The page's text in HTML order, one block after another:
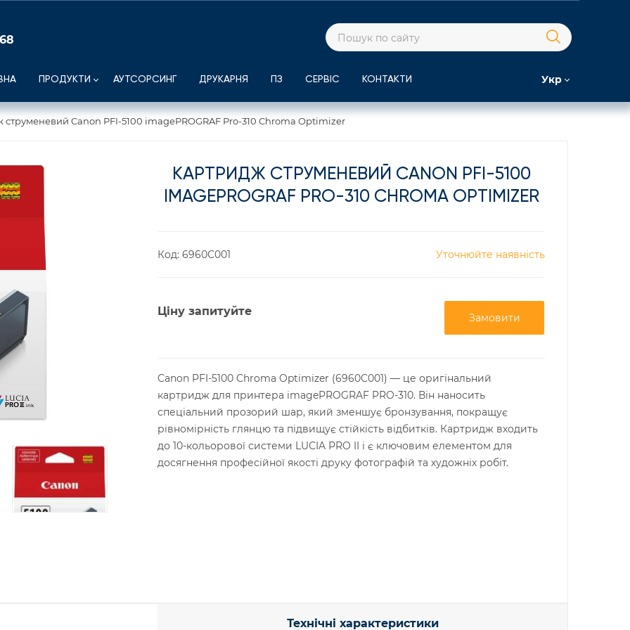
ПРОДУКТИ АУТСОРСИНГ ДРУКАРНЯ ПЗ СЕРВІС КОНТАКТИ Укр
струменевий Canon PFI-5100 imagePROGRAF Pro-310 Chroma Optimizer
КАРТРИДЖ СТРУМЕНЕВИЙ CANON PFI-5100
IMAGEPROGRAF PRO-310 CHROMA OPTIMIZER
Код: 6960C001 Уточнюйте наявність
Ціну запитуйте Замовити
Canon PFI-5100 Chroma Optimizer (6960C001) — це оригінальний
картридж для принтера imagePROGRAF PRO-310. Він наносить
спеціальний прозорий шар, який зменшує бронзування, покращує
рівномірність глянцю та підвищує стійкість відбитків. Картридж входить
до 10-кольорової системи LUCIA PRO II і є ключовим елементом для
досягнення професійної якості друку фотографій та художніх робіт.
Технічні характеристики